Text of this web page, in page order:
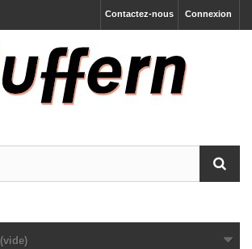
Connexion
Contactez-nous
(vide)